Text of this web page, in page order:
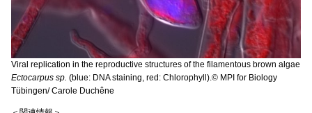
Viral replication in the reproductive structures of the filamentous brown algae
Ectocarpus sp. (blue: DNA staining, red: Chlorophyll).© MPI for Biology
Tübingen/ Carole Duchêne